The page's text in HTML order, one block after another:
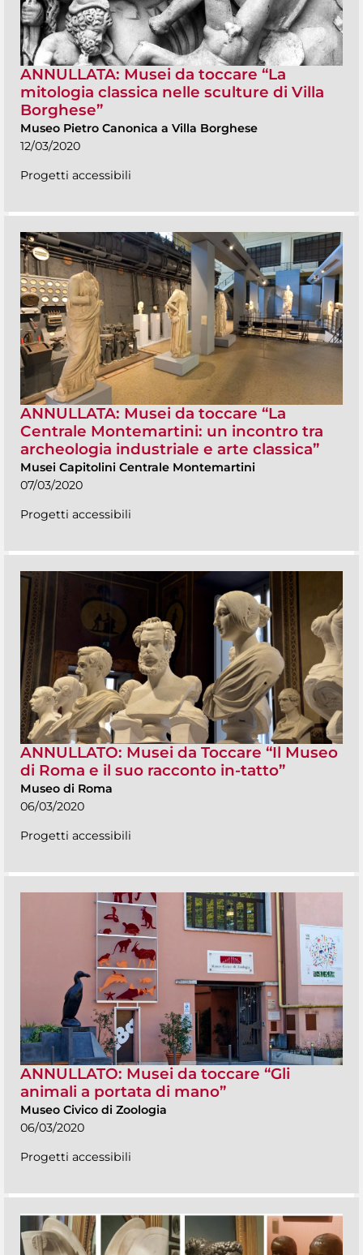
ANNULLATA: Musei da toccare “La
mitologia classica nelle sculture di Villa
Borghese”
Museo Pietro Canonica a Villa Borghese
12/03/2020
Progetti accessibili
ANNULLATA: Musei da toccare “La
Centrale Montemartini: un incontro tra
archeologia industriale e arte classica”
Musei Capitolini Centrale Montemartini
07/03/2020
Progetti accessibili
ANNULLATO: Musei da Toccare “Il Museo
di Roma e il suo racconto in-tatto”
Museo di Roma
06/03/2020
Progetti accessibili
ANNULLATO: Musei da toccare “Gli
animali a portata di mano”
Museo Civico di Zoologia
06/03/2020
Progetti accessibili